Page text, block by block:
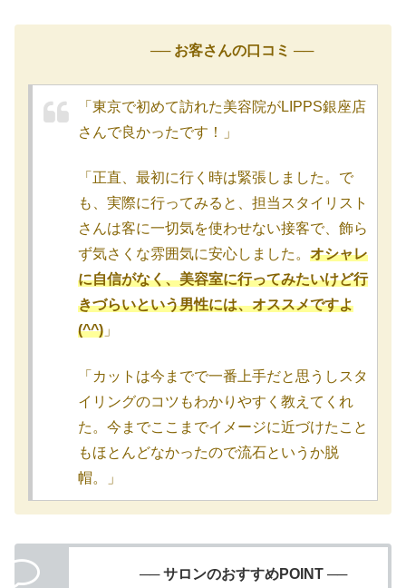
── お客さんの口コミ ──
「東京で初めて訪れた美容院がLIPPS銀座店
さんで良かったです！」
「正直、最初に行く時は緊張しました。で
も、実際に行ってみると、担当スタイリスト
さんは客に一切気を使わせない接客で、飾ら
ず気さくな雰囲気に安心しました。 オシャレ
に自信がなく、美容室に行ってみたいけど行
きづらいという男性には、オススメですよ
(^^) 」
「カットは今までで一番上手だと思うしスタ
イリングのコツもわかりやすく教えてくれ
た。今までここまでイメージに近づけたこと
もほとんどなかったので流石というか脱
帽。」
── サロンのおすすめPOINT ──